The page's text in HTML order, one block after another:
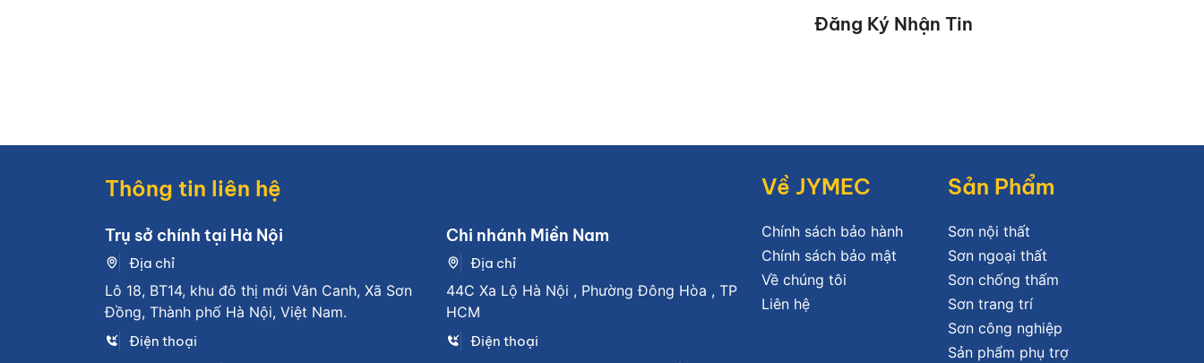
Đăng Ký Nhận Tin
Thông tin liên hệ
Trụ sở chính tại Hà Nội
Địa chỉ
Lô 18, BT14, khu đô thị mới Vân Canh, Xã Sơn
Đồng, Thành phố Hà Nội, Việt Nam.
Điện thoại
Chi nhánh Miền Nam
Địa chỉ
44C Xa Lộ Hà Nội , Phường Đông Hòa , TP
HCM
Điện thoại
Về JYMEC
Chính sách bảo hành
Chính sách bảo mật
Về chúng tôi
Liên hệ
Sản Phẩm
Sơn nội thất
Sơn ngoại thất
Sơn chống thấm
Sơn trang trí
Sơn công nghiệp
Sản phẩm phụ trợ